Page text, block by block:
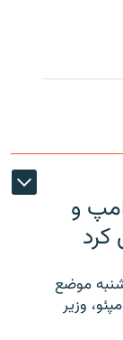
و
کرد
موضع
وزیر